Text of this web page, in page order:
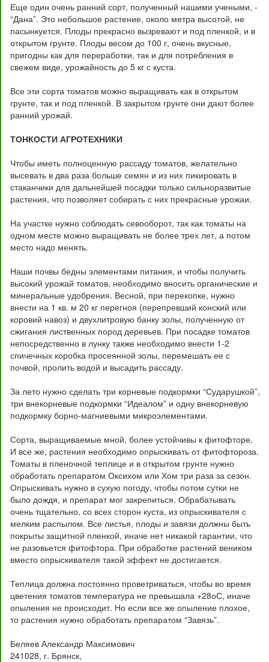
Еще один очень ранний сорт, полученный нашими учеными, -
“Дана”. Это небольшое растение, около метра высотой, не
пасынкуется. Плоды прекрасно вызревают и под пленкой, и в
открытом грунте. Плоды весом до 100 г, очень вкусные,
пригодны как для переработки, так и для потребления в
свежем виде, урожайность до 5 кг с куста.
Все эти сорта томатов можно выращивать как в открытом
грунте, так и под пленкой. В закрытом грунте они дают более
ранний урожай.
ТОНКОСТИ АГРОТЕХНИКИ
Чтобы иметь полноценную рассаду томатов, желательно
высевать в два раза больше семян и из них пикировать в
стаканчики для дальнейшей посадки только сильноразвитые
растения, что позволяет собирать с них прекрасные урожаи.
На участке нужно соблюдать севооборот, так как томаты на
одном месте можно выращивать не более трех лет, а потом
место надо менять.
Наши почвы бедны элементами питания, и чтобы получить
высокий урожай томатов, необходимо вносить органические и
минеральные удобрения. Весной, при перекопке, нужно
внести на 1 кв. м 20 кг перегноя (перепревший конский или
коровий навоз) и двухлитровую банку золы, полученную от
сжигания лиственных пород деревьев. При посадке томатов
непосредственно в лунку также необходимо внести 1-2
спичечных коробка просеянной золы, перемешать ее с
почвой, пролить водой и высадить рассаду.
За лето нужно сделать три корневые подкормки “Сударушкой”,
три внекорневые подкормки “Идеалом” и одну внекорневую
подкормку борно-магниевыми микроэлементами.
Сорта, выращиваемые мной, более устойчивы к фитофторе.
И все же, растения необходимо опрыскивать от фитофтороза.
Томаты в пленочной теплице и в открытом грунте нужно
обработать препаратом Оксихом или Хом три раза за сезон.
Опрыскивать нужно в сухую погоду, чтобы потом сутки не
было дождя, и препарат мог закрепиться. Обрабатывать
очень тщательно, со всех сторон куста, из опрыскивателя с
мелким распылом. Все листья, плоды и завязи должны быть
покрыты защитной пленкой, иначе нет никакой гарантии, что
не разовьется фитофтора. При обработке растений веником
вместо опрыскивателя такой эффект не достигается.
Теплица должна постоянно проветриваться, чтобы во время
цветения томатов температура не превышала +28оС, иначе
опыления не происходит. Но если все же опыление плохое,
то растения нужно обработать препаратом “Завязь”.
Беляев Александр Максимович
241028, г. Брянск,